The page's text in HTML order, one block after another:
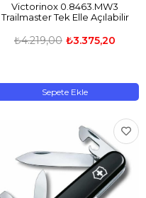
Victorinox 0.8463.MW3
Trailmaster Tek Elle Açılabilir
₺3.375,20
₺4.219,00
Sepete Ekle